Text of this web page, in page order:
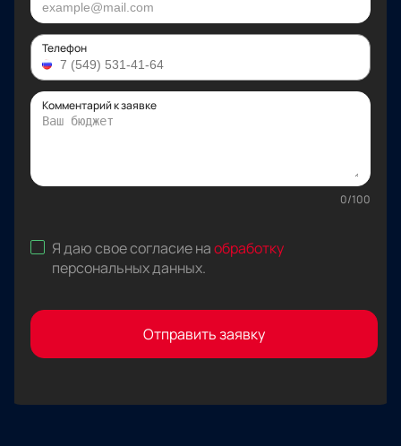
Телефон
Комментарий к заявке
0/100
Я даю свое согласие наобработку
персональных данных.
Отправить заявку